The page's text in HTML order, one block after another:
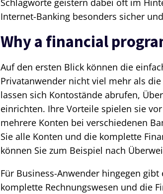
Schlagworte geistern dabei oft im
Internet-Banking besonders sicher
Why a financial
Auf den ersten Blick können die
Privatanwender nicht viel mehr als
lassen sich Kontostände abrufen,
einrichten. Ihre Vorteile spielen sie
mehrere Konten bei verschiedenen
Sie alle Konten und die komplette
können Sie zum Beispiel nach
Für Business-Anwender hingegen
komplette Rechnungswesen und die